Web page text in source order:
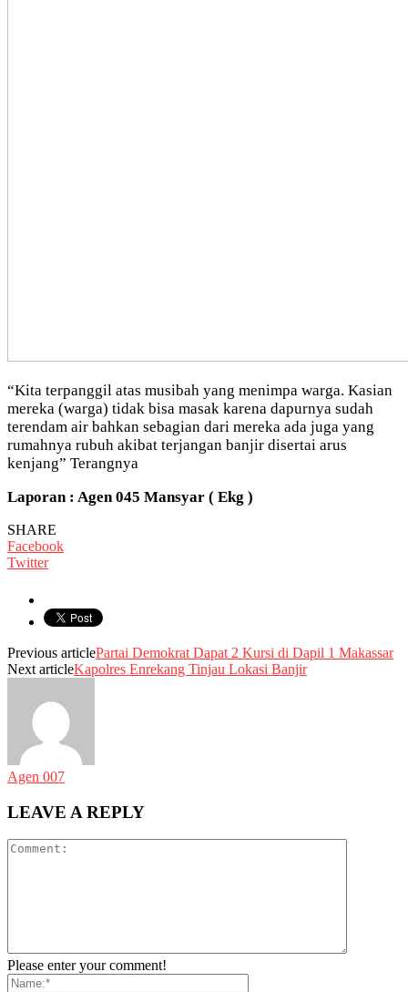
“Kita terpanggil atas musibah yang menimpa warga. Kasian
mereka (warga) tidak bisa masak karena dapurnya sudah
terendam air bahkan sebagian dari mereka ada juga yang
rumahnya rubuh akibat terjangan banjir disertai arus
kenjang” Terangnya
Laporan : Agen 045 Mansyar ( Ekg )
SHARE
Facebook
Twitter
Previous articlePartai Demokrat Dapat 2 Kursi di Dapil 1 Makassar
Next articleKapolres Enrekang Tinjau Lokasi Banjir
Agen 007
LEAVE A REPLY
Please enter your comment!